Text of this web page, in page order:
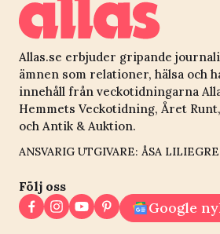
Allas.se erbjuder gripande
ämnen som relationer, hälsa och
innehåll från veckotidningarna
Hemmets Veckotidning, Året
och Antik & Auktion.
ANSVARIG UTGIVARE: ÅSA
Följ oss
Google